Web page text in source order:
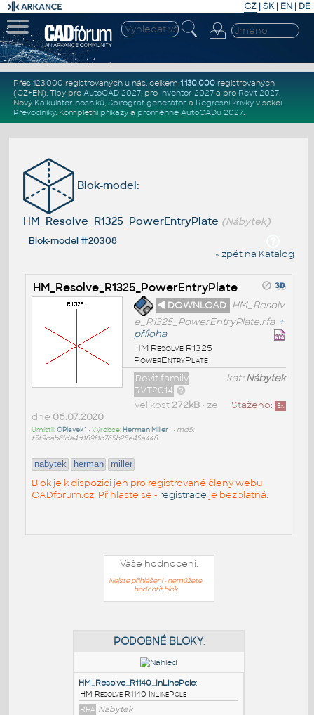
CZ | SK| EN | DE
Přes 123.000 registrovaných u nás, celkem 1.130.000registrovaných
(CZ+EN). Tipy pro AutoCAD 2027, pro Inventor 2027a pro Revit 2027.
Nový Kalkulátor nosníků, Spirograf generátor a Regresní křivkyv sekci
Převodníky. Kompletní příkazya proměnné AutoCADu 2027.
Blok-model:
HM_Resolve_R1325_PowerEntryPlate (Nábytek)
Blok-model #20308
« zpět na Katalog
HM_Resolve_R1325_PowerEntryPlate
◄ DOWNLOAD HM_Resolv
e_R1325_PowerEntryPlate.rfa +
příloha
HM Resolve R1325
PowerEntryPlate
kat:Nábytek
Revit family
RVT2014
Staženo: 3x
Velikost 272kB• ze
dne 06.07.2020
Umístil:OPlavek^ • Výrobce: Herman Miller^ • md5:
f5f9cab61da4d189f1c765b25e45a448
nabytek herman miller
Blok je k dispozici jen pro registrované členy webu
CADforum.cz. Přihlaste se - registrace je bezplatná.
Vaše hodnocení:
Nejste přihlášeni - nemůžete
hodnotit blok